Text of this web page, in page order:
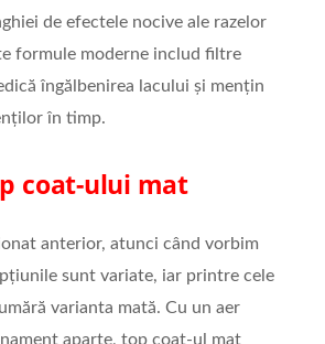
de efectele nocive ale razelor
formule moderne includ filtre
îngălbenirea lacului și mențin
în timp.
coat-ului mat
anterior, atunci când vorbim
sunt variate, iar printre cele
varianta mată. Cu un aer
aparte, top coat-ul mat